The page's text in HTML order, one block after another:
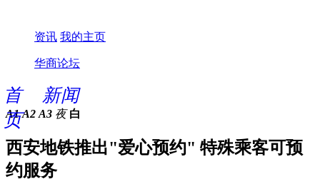
资讯 我的主页
华商论坛
首
页
新闻
A1 A2 A3 夜 白
西安地铁推出"爱心预约" 特殊乘客可预
约服务